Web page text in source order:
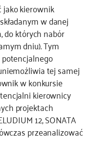
jako kierownik
składanym w danej
do których nabór
dniu). Tym
tej samej
w konkursie
kierownicy
projektach
12, SONATA
przeanalizować